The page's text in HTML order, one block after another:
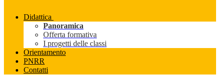
Didattica
Panoramica
Offerta formativa
I progetti delle classi
Orientamento
PNRR
Contatti